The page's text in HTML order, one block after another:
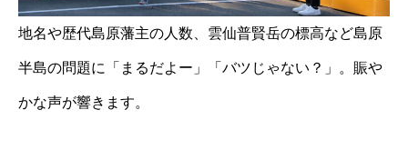
地名や歴代島原藩主の人数、雲仙普賢岳の標高など島原
半島の問題に「まるだよー」「バツじゃない？」。賑や
かな声が響きます。